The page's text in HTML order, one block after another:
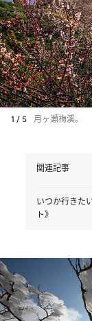
1 / 5 月ヶ瀬梅溪。
関連記事
いつか行きた
ト》